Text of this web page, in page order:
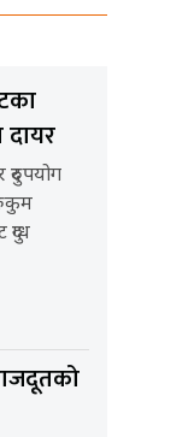
दायर